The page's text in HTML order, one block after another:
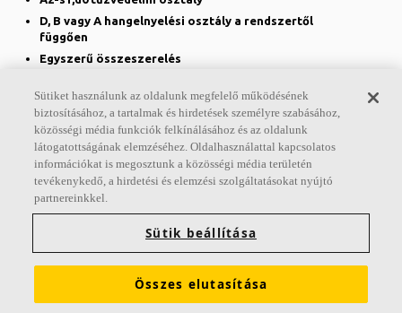
D, B vagy A hangelnyelési osztály a rendszertől
függően
Egyszerű összeszerelés
Ecophon Saga™ E
Sütiket használunk az oldalunk megfelelő működésének
biztosításához, a tartalmak és hirdetések személyre szabásához,
közösségi média funkciók felkínálásához és az oldalunk
látogatottságának elemzéséhez. Oldalhasználattal kapcsolatos
információkat is megosztunk a közösségi média területén
tevékenykedő, a hirdetési és elemzési szolgáltatásokat nyújtó
partnereinkkel.
Sütik beállítása
Összes elutasítása